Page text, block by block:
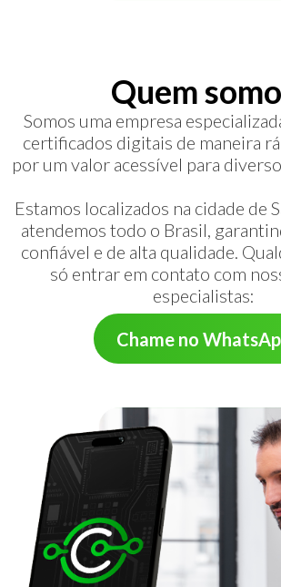
Quem
Somos uma empresa
certificados digitais de maneira
por um valor acessível para
Estamos localizados na cidade de
atendemos todo o Brasil,
confiável e de alta qualidade.
só entrar em contato com
especialistas:
Chame no